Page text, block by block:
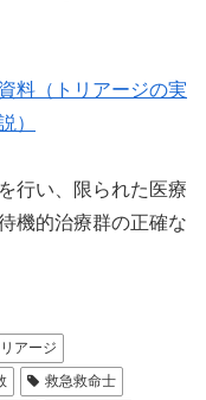
料（トリアージの実
）
を行い、限られた医療
機的治療群の正確な
リアージ
救急救命士